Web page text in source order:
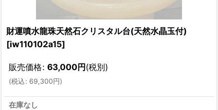
財運噴水龍珠天然石クリスタル台(天然水晶玉付)
[iw110102a15]
販売価格: 63,000円(税別)
(税込: 69,300円)
在庫なし